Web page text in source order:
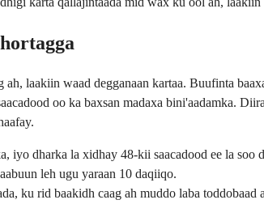
laakiin waad degganaan kartaa. Buufinta
oo ka baxsan madaxa bini'aadamka.
iyo dharka la xidhay 48-kii saacadood ee la
leh ugu yaraan 10 daqiiqo.
ku rid baakidh caag ah muddo laba